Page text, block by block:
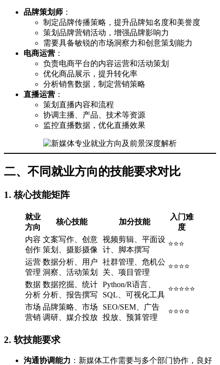
品牌策划师 ：
制定品牌传播策略，提升品牌知名度和美誉度
策划品牌营销活动，增强品牌影响力
需要具备敏锐的市场洞察力和创意策划能力
电商运营 ：
负责电商平台的内容运营和活动策划
优化商品展示，提升转化率
分析销售数据，制定营销策略
直播运营 ：
策划直播内容和流程
协调主播、产品、技术等资源
监控直播数据，优化直播效果
二、不同就业方向的技能要求对比
1. 核心技能矩阵
就业
方向
核心技能 加分技能
入门难
度
内容
创作
文案写作、创意
策划、摄影摄像
视频剪辑、平面设
计、脚本撰写
⭐⭐⭐
运营
管理
数据分析、用户
洞察、活动策划
社群管理、危机公
关、项目管理
⭐⭐⭐⭐
数据
分析
数据挖掘、统计
分析、报告撰写
Python/R语言、
SQL、可视化工具
⭐⭐⭐⭐⭐
市场
营销
品牌策略、市场
调研、媒介投放
SEO/SEM、广告
投放、预算管理
⭐⭐⭐⭐
2. 软技能要求
沟通协调能力 ：新媒体工作需要与多个部门协作，良好